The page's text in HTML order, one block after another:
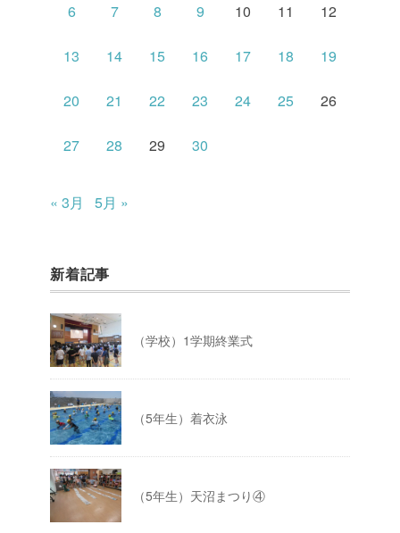
6 7 8 9 10 11 12
13 14 15 16 17 18 19
20 21 22 23 24 25 26
27 28 29 30
« 3月 5月 »
新着記事
（学校）1学期終業式
（5年生）着衣泳
（5年生）天沼まつり④